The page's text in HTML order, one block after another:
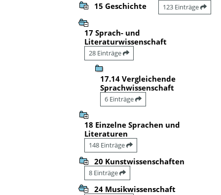
15 Geschichte 123 Einträge
17 Sprach- und
Literaturwissenschaft
28 Einträge
17.14 Vergleichende
Sprachwissenschaft
6 Einträge
18 Einzelne Sprachen und
Literaturen
148 Einträge
20 Kunstwissenschaften
8 Einträge
24 Musikwissenschaft